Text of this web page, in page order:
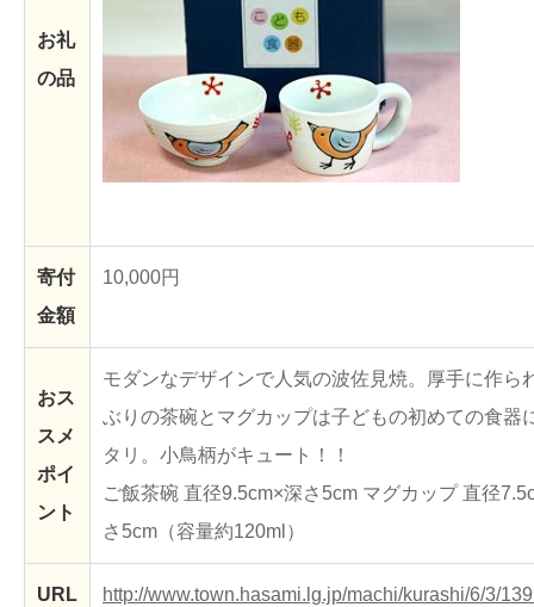
お礼
の品
寄付
金額
10,000円
おス
スメ
ポイ
ント
モダンなデザインで人気の波佐見焼。厚手に作ら
ぶりの茶碗とマグカップは子どもの初めての食器
タリ。小鳥柄がキュート！！
ご飯茶碗 直径9.5cm×深さ5cm マグカップ 直径
さ5cm（容量約120ml）
URL http://www.town.hasami.lg.jp/machi/kurashi/6/3/